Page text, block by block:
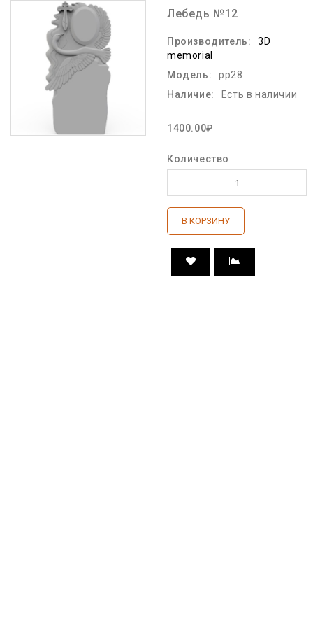
Лебедь №12
Производитель:
3D
memorial
Модель:
pp28
Наличие:
Есть в наличии
1400.00₽
Количество
В КОРЗИНУ